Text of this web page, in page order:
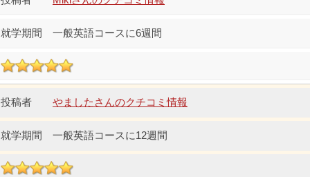
一般英語コースに6週間
やましたさんのクチコミ情報
一般英語コースに12週間